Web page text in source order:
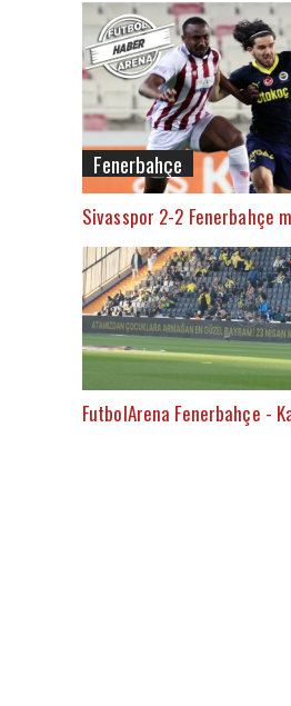
Fenerbahçe
Sivasspor 2-2 Fenerbahçe
FutbolArena Fenerbahçe -